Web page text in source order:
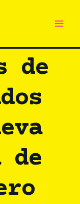
de
de